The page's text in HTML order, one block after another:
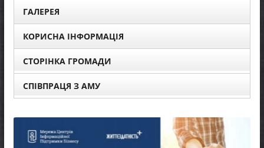
ГАЛЕРЕЯ
КОРИСНА ІНФОРМАЦІЯ
СТОРІНКА ГРОМАДИ
СПІВПРАЦЯ З АМУ